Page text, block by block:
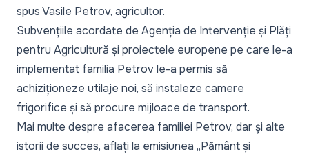
spus Vasile Petrov, agricultor.
Subvențiile acordate de Agenția de Intervenție și Plăți
pentru Agricultură și proiectele europene pe care le-a
implementat familia Petrov le-a permis să
achiziționeze utilaje noi, să instaleze camere
frigorifice și să procure mijloace de transport.
Mai multe despre afacerea familiei Petrov, dar și alte
istorii de succes, aflați la emisiunea „Pământ și